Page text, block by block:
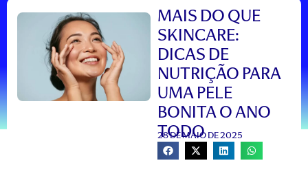
MAIS DO QUE
SKINCARE:
DICAS DE
NUTRIÇÃO PARA
UMA PELE
BONITA O ANO
TODO
28 DE MAIO DE 2025